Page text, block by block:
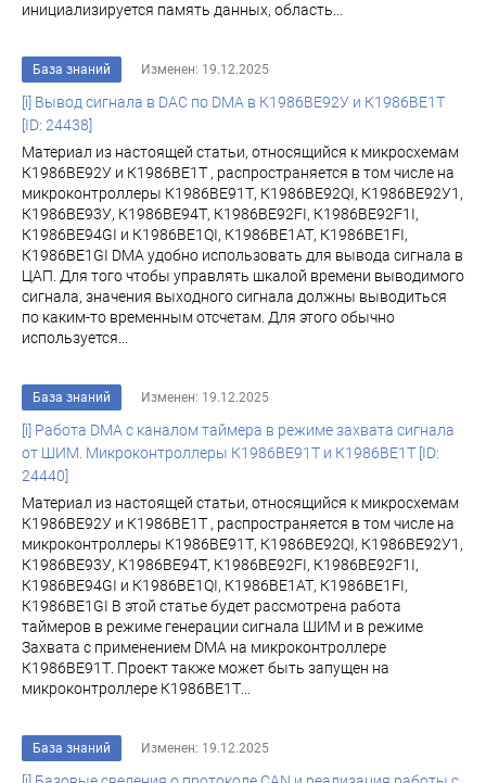
инициализируется память данных, область...
База знаний Изменен: 19.12.2025
[i] Вывод сигнала в DAC по DMA в К1986ВЕ92У и К1986ВЕ1Т
[ID: 24438]
Материал из настоящей статьи, относящийся к микросхемам
К1986ВЕ92У и К1986ВЕ1Т , распространяется в том числе на
микроконтроллеры К1986ВЕ91Т, К1986ВЕ92QI, К1986ВЕ92У1,
К1986ВЕ93У, К1986ВЕ94Т, К1986ВЕ92FI, К1986ВЕ92F1I,
К1986ВЕ94GI и К1986ВЕ1QI, К1986ВЕ1АТ, К1986ВЕ1FI,
К1986ВЕ1GI DMA удобно использовать для вывода сигнала в
ЦАП. Для того чтобы управлять шкалой времени выводимого
сигнала, значения выходного сигнала должны выводиться
по каким-то временным отсчетам. Для этого обычно
используется...
База знаний Изменен: 19.12.2025
[i] Работа DMA c каналом таймера в режиме захвата сигнала
от ШИМ. Микроконтроллеры К1986ВЕ91Т и К1986ВЕ1Т [ID:
24440]
Материал из настоящей статьи, относящийся к микросхемам
К1986ВЕ92У и К1986ВЕ1Т , распространяется в том числе на
микроконтроллеры К1986ВЕ91Т, К1986ВЕ92QI, К1986ВЕ92У1,
К1986ВЕ93У, К1986ВЕ94Т, К1986ВЕ92FI, К1986ВЕ92F1I,
К1986ВЕ94GI и К1986ВЕ1QI, К1986ВЕ1АТ, К1986ВЕ1FI,
К1986ВЕ1GI В этой статье будет рассмотрена работа
таймеров в режиме генерации сигнала ШИМ и в режиме
Захвата с применением DMA на микроконтроллере
К1986ВЕ91Т. Проект также может быть запущен на
микроконтроллере К1986ВЕ1Т...
База знаний Изменен: 19.12.2025